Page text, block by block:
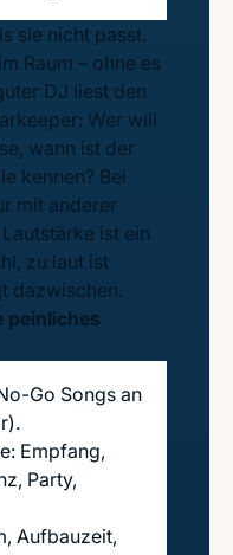
sie nicht passt.
Raum – ohne es
DJ liest den
Wer will
wann ist der
kennen? Bei
mit anderer
ist ein
zu laut ist
dazwischen.
peinliches
Go Songs an
Empfang,
Party,
Aufbauzeit,